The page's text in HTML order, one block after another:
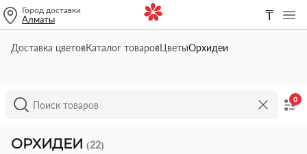
Город доставки
Алматы ₸
Доставка цветовКаталог товаровЦветыОрхидеи
0
ОРХИДЕИ (22)